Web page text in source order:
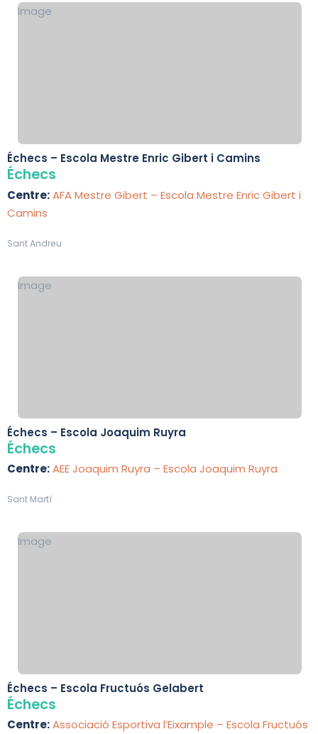
Image
Échecs – Escola Mestre Enric Gibert i Camins
Échecs
Centre:AFA Mestre Gibert – Escola Mestre Enric Gibert i
Camins
Sant Andreu
Image
Échecs – Escola Joaquim Ruyra
Échecs
Centre:AEE Joaquim Ruyra – Escola Joaquim Ruyra
Sant Martí
Image
Échecs – Escola Fructuós Gelabert
Échecs
Centre:Associació Esportiva l’Eixample – Escola Fructuós